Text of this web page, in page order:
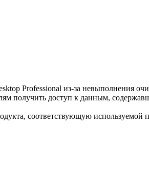
Professional из-за невыполнения
получить доступ к данным,
соответствующую